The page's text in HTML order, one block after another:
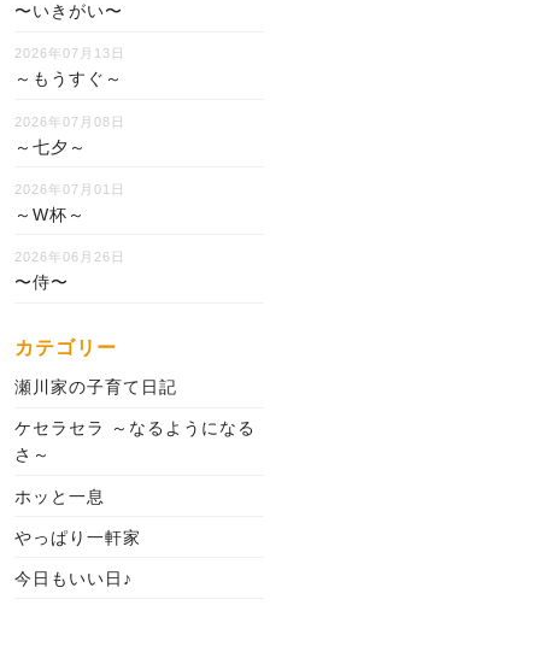
〜いきがい〜
2026年07月13日
～もうすぐ～
2026年07月08日
～七夕～
2026年07月01日
～W杯～
2026年06月26日
〜侍〜
カテゴリー
瀬川家の子育て日記
ケセラセラ ～なるようになる
さ～
ホッと一息
やっぱり一軒家
今日もいい日♪